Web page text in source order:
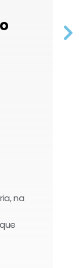
na